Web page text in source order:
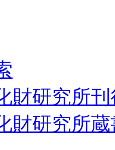
財研究所
財研究所